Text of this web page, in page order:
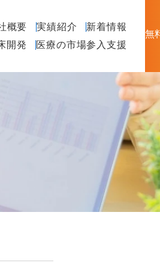
概要 実績紹介
新着情報
開発
医療の市場参入支援
無